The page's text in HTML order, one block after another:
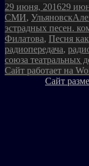
Опубликовано
29 июня, 201629
СМИ, Ульяновск
эстрадных песен.
Филатова, Песня
радиопередача,
союза театральных
Сайт работает на
Сайт